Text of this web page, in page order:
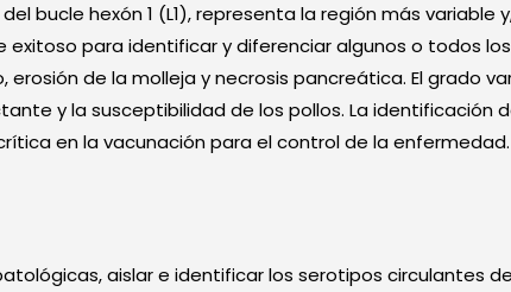
bucle hexón 1 (L1), representa la región más variable
para identificar y diferenciar algunos o todos
erosión de la molleja y necrosis pancreática. El grado
y la susceptibilidad de los pollos. La identificación
en la vacunación para el control de la enfermedad.
aislar e identificar los serotipos circulantes